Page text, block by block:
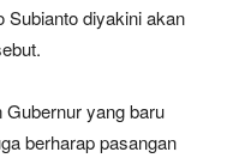
Subianto diyakini akan
Gubernur yang baru
berharap pasangan